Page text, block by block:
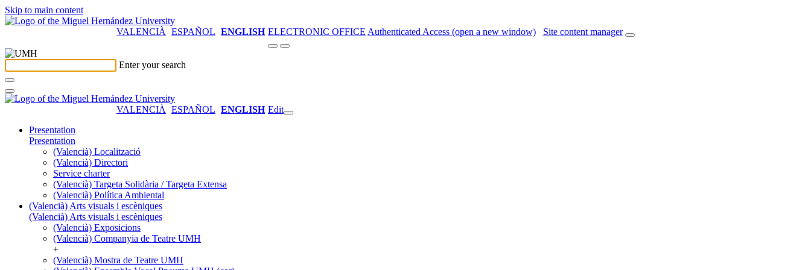
Skip to main content
VALENCIÀ ESPAÑOL ENGLISH ELECTRONIC OFFICE Authenticated Access (open a new window) Site content manager
Enter your search
VALENCIÀ ESPAÑOL ENGLISH Edit
Presentation
Presentation
(Valencià) Localització
(Valencià) Directori
Service charter
(Valencià) Targeta Solidària / Targeta Extensa
(Valencià) Política Ambiental
(Valencià) Arts visuals i escèniques
(Valencià) Arts visuals i escèniques
(Valencià) Exposicions
(Valencià) Companyia de Teatre UMH
+
(Valencià) Mostra de Teatre UMH